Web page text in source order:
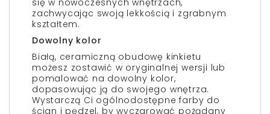
się w nowoczesnych wnętrzach,
zachwycając swoją lekkością i zgrabnym
kształtem.
Dowolny kolor
Białą, ceramiczną obudowę kinkietu
możesz zostawić w oryginalnej wersji lub
pomalować na dowolny kolor,
dopasowując ją do swojego wnętrza.
Wystarczą Ci ogólnodostępne farby do
ścian i pędzel, by wyczarować pożądany